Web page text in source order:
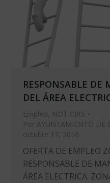
RESPONSABLE
DEL ÁREA
Empleo, NOTICIAS
Por AYUNTAMIENTO DE
octubre 17, 2016
OFERTA DE EMPLEO
RESPONSABLE DE
ÁREA ELECTRICA.